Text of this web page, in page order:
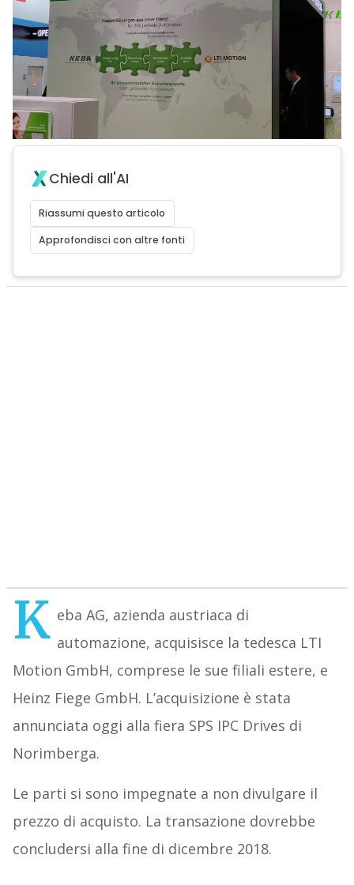
Chiedi all'AI
Riassumi questo articolo
Approfondisci con altre fonti
K eba AG, azienda austriaca di
automazione, acquisisce la tedesca LTI
Motion GmbH, comprese le sue filiali estere, e
Heinz Fiege GmbH. L’acquisizione è stata
annunciata oggi alla fiera SPS IPC Drives di
Norimberga.
Le parti si sono impegnate a non divulgare il
prezzo di acquisto. La transazione dovrebbe
concludersi alla fine di dicembre 2018.